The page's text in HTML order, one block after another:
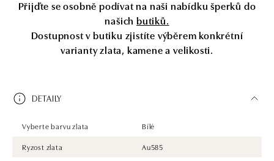
Přijďte se osobně podívat na naši nabídku šperků do
našich butiků.
Dostupnost v butiku zjistíte výběrem konkrétní
varianty zlata, kamene a velikosti.
DETAILY
Vyberte barvu zlata
Bílé
Ryzost zlata
Au585